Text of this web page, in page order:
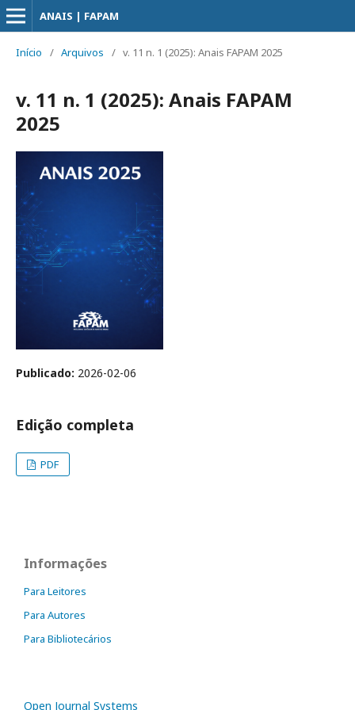
ANAIS | FAPAM
Início / Arquivos / v. 11 n. 1 (2025): Anais FAPAM 2025
v. 11 n. 1 (2025): Anais FAPAM
2025
Publicado: 2026-02-06
Edição completa
PDF
Informações
Para Leitores
Para Autores
Para Bibliotecários
Open Journal Systems